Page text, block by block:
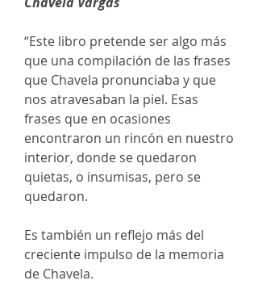
“Este libro pretende ser algo más
que una compilación de las frases
que Chavela pronunciaba y que
nos atravesaban la piel. Esas
frases que en ocasiones
encontraron un rincón en nuestro
interior, donde se quedaron
quietas, o insumisas, pero se
quedaron.
Es también un reflejo más del
creciente impulso de la memoria
de Chavela.